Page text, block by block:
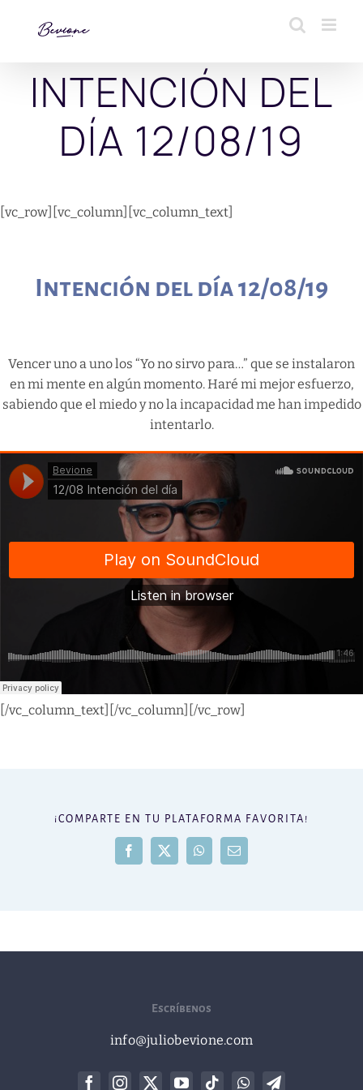
INTENCIÓN DEL
DÍA 12/08/19
[vc_row][vc_column][vc_column_text]
Intención del día 12/08/19
Vencer uno a uno los “Yo no sirvo para…” que se instalaron
en mi mente en algún momento. Haré mi mejor esfuerzo,
sabiendo que el miedo y no la incapacidad me han impedido
intentarlo.
[/vc_column_text][/vc_column][/vc_row]
¡COMPARTE EN TU PLATAFORMA FAVORITA!
Facebook
X WhatsAppCorreo
Escríbenos
info@juliobevione.com